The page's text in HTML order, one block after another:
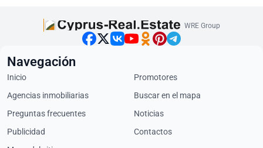
WRE Group
Navegación
Inicio
Promotores
Agencias inmobiliarias
Buscar en el mapa
Preguntas frecuentes
Noticias
Publicidad
Contactos